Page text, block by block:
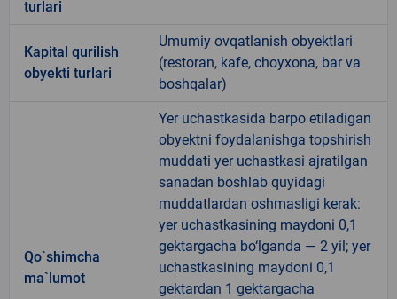
turlari
Kapital qurilish
obyekti turlari
Umumiy ovqatlanish obyektlari
(restoran, kafe, choyxona, bar va
boshqalar)
Qo`shimcha
ma`lumot
Yer uchastkasida barpo etiladigan
obyektni foydalanishga topshirish
muddati yer uchastkasi ajratilgan
sanadan boshlab quyidagi
muddatlardan oshmasligi kerak:
yer uchastkasining maydoni 0,1
gektargacha bo‘lganda — 2 yil; yer
uchastkasining maydoni 0,1
gektardan 1 gektargacha